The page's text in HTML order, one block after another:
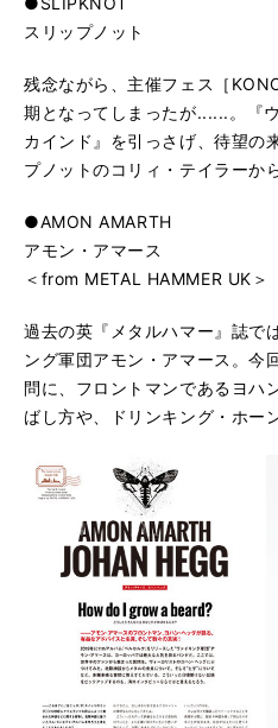
スリップノット
残念ながら、主催フェス［
期となってしまったが......。『
カインド』を引っさげ、待望の
プノットのコリィ・テイラーか
●AMON AMARTH
アモン・アマース
＜from METAL HAMMER UK＞
過去の英『メタルハマー』誌で
ング軍団アモン・アマース。今
問に、フロントマンであるヨハ
ばし方や、ドリンキング・ホー